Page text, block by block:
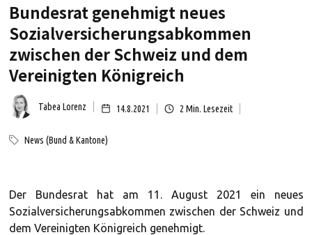
Bundesrat genehmigt neues
Sozialversicherungsabkommen
zwischen der Schweiz und dem
Vereinigten Königreich
Tabea Lorenz 14.8.2021 2 Min. Lesezeit
News (Bund & Kantone)
Der Bundesrat hat am 11. August 2021 ein neues
Sozialversicherungsabkommen zwischen der Schweiz und
dem Vereinigten Königreich genehmigt.